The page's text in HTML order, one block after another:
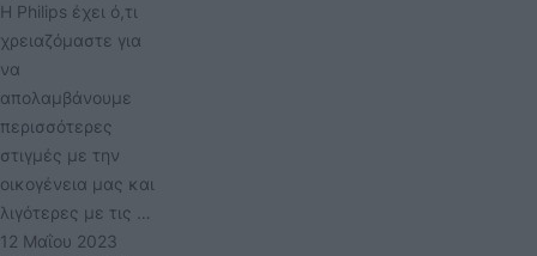
Η Philips έχει ό,τι
χρειαζόμαστε για
να
απολαμβάνουμε
περισσότερες
στιγμές με την
οικογένεια μας και
λιγότερες με τις …
12 Μαΐου 2023